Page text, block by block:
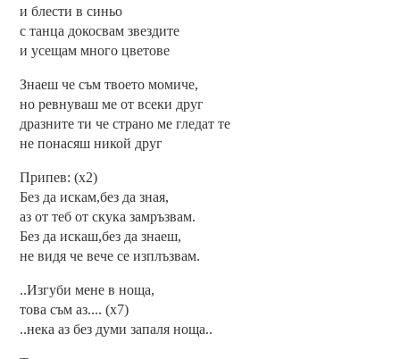
и блести в синьо
с танца докосвам звездите
и усещам много цветове
Знаеш че съм твоето момиче,
но ревнуваш ме от всеки друг
дразните ти че страно ме гледат те
не понасяш никой друг
Припев: (х2)
Без да искам,без да зная,
аз от теб от скука замръзвам.
Без да искаш,без да знаеш,
не видя че вече се изплъзвам.
..Изгуби мене в ноща,
това съм аз.... (х7)
..нека аз без думи запаля ноща..